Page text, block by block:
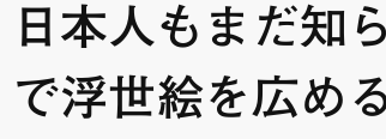
日本人もまだ知
で浮世絵を広め